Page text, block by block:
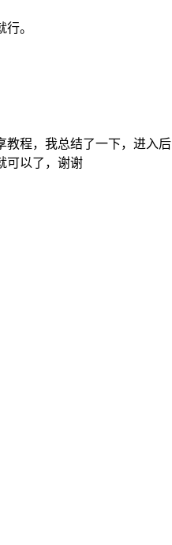
。
教程，我总结了一下，进入
可以了，谢谢